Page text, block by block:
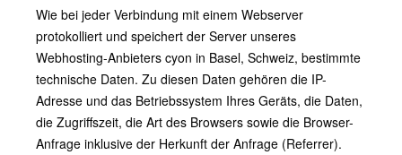
Wie bei jeder Verbindung mit einem Webserver
protokolliert und speichert der Server unseres
Webhosting-Anbieters cyon in Basel, Schweiz, bestimmte
technische Daten. Zu diesen Daten gehören die IP-
Adresse und das Betriebssystem Ihres Geräts, die Daten,
die Zugriffszeit, die Art des Browsers sowie die Browser-
Anfrage inklusive der Herkunft der Anfrage (Referrer).